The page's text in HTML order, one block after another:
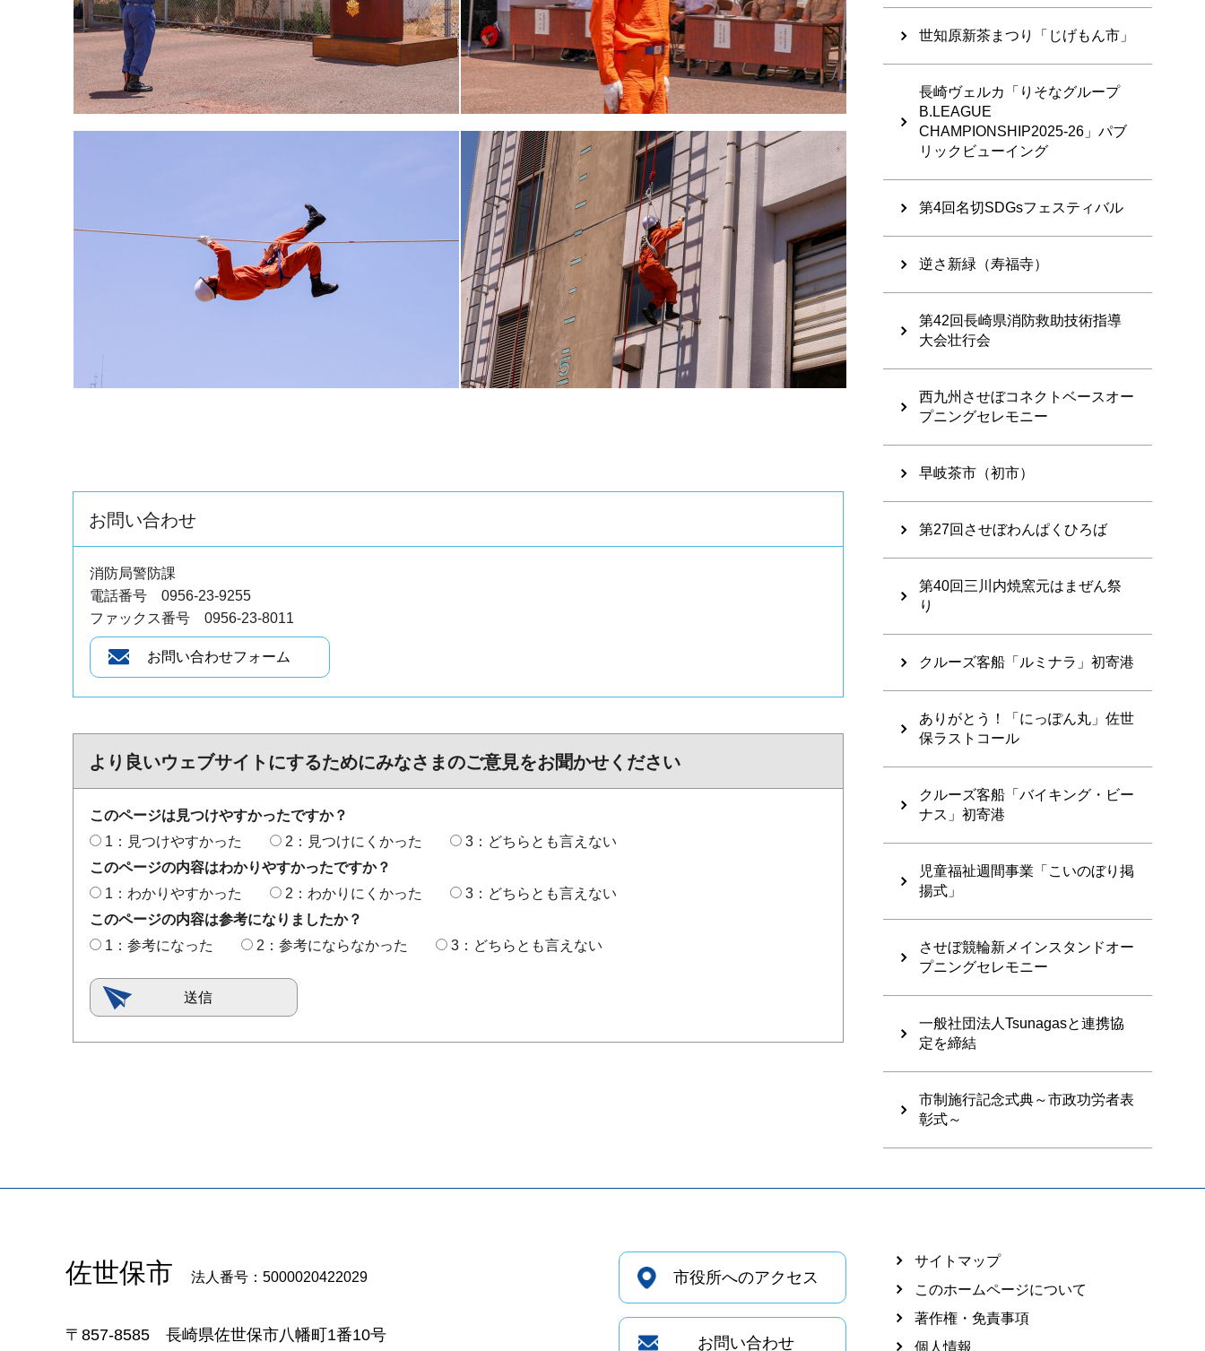
お問い合わせ
消防局警防課
電話番号 0956-23-9255
ファックス番号 0956-23-8011
より良いウェブサイトにするためにみなさまのご意見をお聞かせください
このページは見つけやすかったですか？
1：見つけやすかった
2：見つけにくかった
3：どちらとも言えない
このページの内容はわかりやすかったですか？
1：わかりやすかった
2：わかりにくかった
3：どちらとも言えない
このページの内容は参考になりましたか？
1：参考になった
2：参考にならなかった 3：どちらとも言えない
世知原新茶まつり「じげもん市」
長崎ヴェルカ「りそなグループ
B.LEAGUE
CHAMPIONSHIP2025-26」パブ
リックビューイング
第4回名切SDGsフェスティバル
逆さ新緑（寿福寺）
第42回長崎県消防救助技術指導
大会壮行会
西九州させぼコネクトベースオー
プニングセレモニー
早岐茶市（初市）
第27回させぼわんぱくひろば
第40回三川内焼窯元はまぜん祭
り
クルーズ客船「ルミナラ」初寄港
ありがとう！「にっぽん丸」佐世
保ラストコール
クルーズ客船「バイキング・ビー
ナス」初寄港
児童福祉週間事業「こいのぼり掲
揚式」
させぼ競輪新メインスタンドオー
プニングセレモニー
一般社団法人Tsunagasと連携協
定を締結
市制施行記念式典～市政功労者表
彰式～
佐世保市 法人番号：5000020422029
〒857-8585 長崎県佐世保市八幡町1番10号
市役所へのアクセス
お問い合わせ
サイトマップ
このホームページについて
著作権・免責事項
個人情報